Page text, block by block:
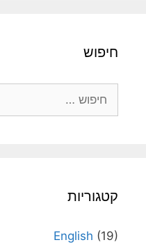
חיפוש
קטגוריות
English (19)